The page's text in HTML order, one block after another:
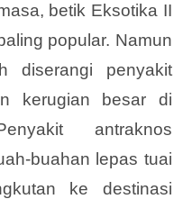
betik Eksotika II
popular. Namun
diserangi penyakit
kerugian besar di
antraknos
buahan lepas tuai
ke destinasi